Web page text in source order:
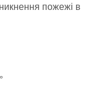
пожежі в